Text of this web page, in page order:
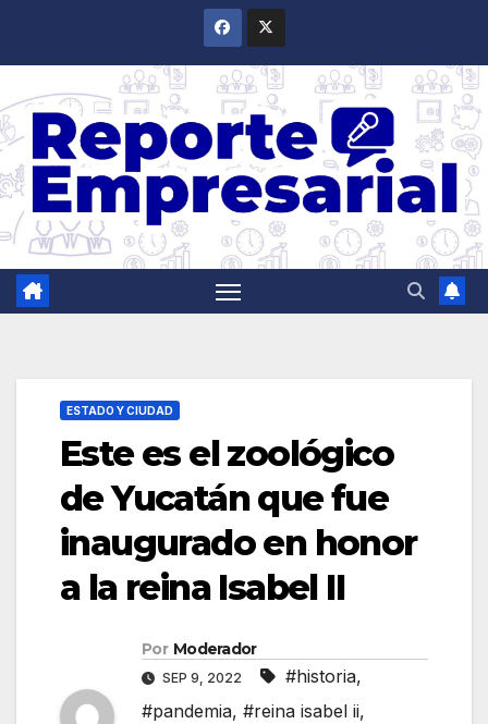
ESTADO Y CIUDAD
Este es el zoológico
de Yucatán que fue
inaugurado en honor
a la reina Isabel II
Por Moderador
SEP 9, 2022 #historia,
#pandemia, #reina isabel ii,